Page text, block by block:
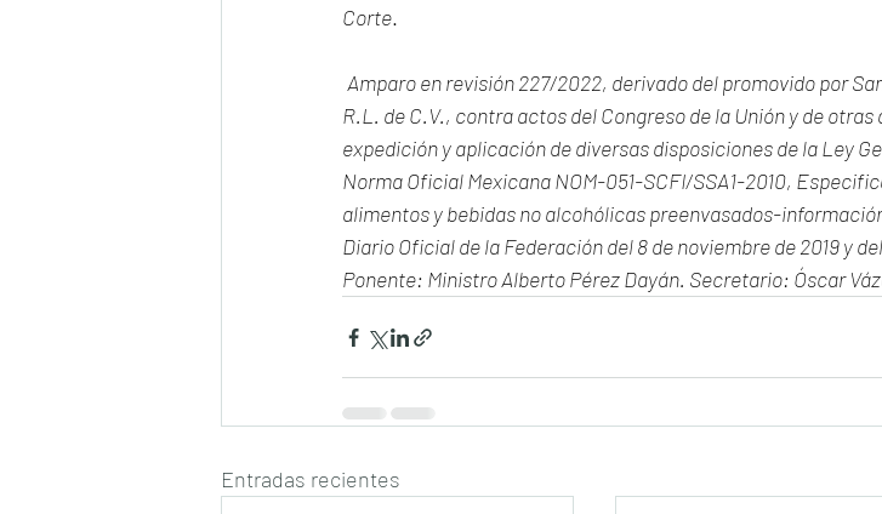
Corte.
Amparo en revisión 227/2022, derivado del promovido por
R.L. de C.V., contra actos del Congreso de la Unión y de
expedición y aplicación de diversas disposiciones de la Ley
Norma Oficial Mexicana NOM-051-SCFI/SSA1-2010,
alimentos y bebidas no alcohólicas preenvasados-
Diario Oficial de la Federación del 8 de noviembre de 2019 y
Ponente: Ministro Alberto Pérez Dayán. Secretario: Óscar
Entradas recientes